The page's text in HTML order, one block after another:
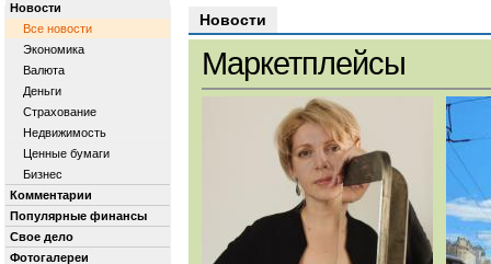
Новости
Все новости
Экономика
Валюта
Деньги
Страхование
Недвижимость
Ценные бумаги
Бизнес
Комментарии
Популярные финансы
Свое дело
Фотогалереи
Новости
Маркетплейсы